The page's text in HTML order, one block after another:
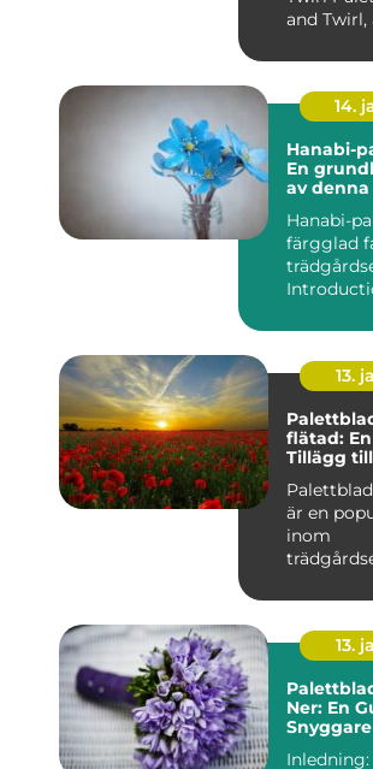
and Twirl,
an...
14.
Hanabi-
En
av
Hanabi-
färgglad
13.
flätad:
Tillägg
är en
inom
unika
13.
Ner: En
Inledning: Palettblad